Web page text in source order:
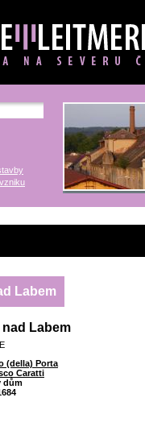
Labem
Labem
(della) Porta
Caratti
dům